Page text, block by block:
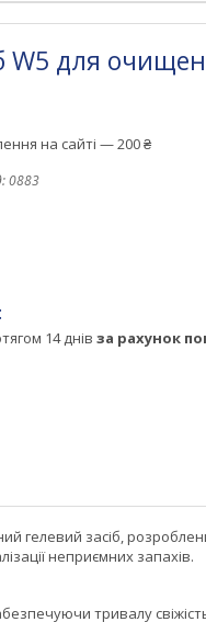
W5 для
на сайті — 200 ₴
0883
14 днів за рахунок
засіб,
неприємних запахів.
тривалу